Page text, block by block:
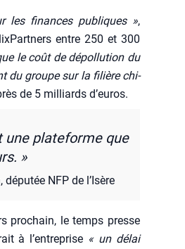
les finances publiques »,
entre 250 et 300
le coût de dépol­lu­tion du
du groupe sur la filière chi­
de 5 mil­liards d’eu­ros.
une pla­te­forme que
»
NFP de l’I­sère
pro­chain, le temps presse
à l’en­tre­prise « un délai